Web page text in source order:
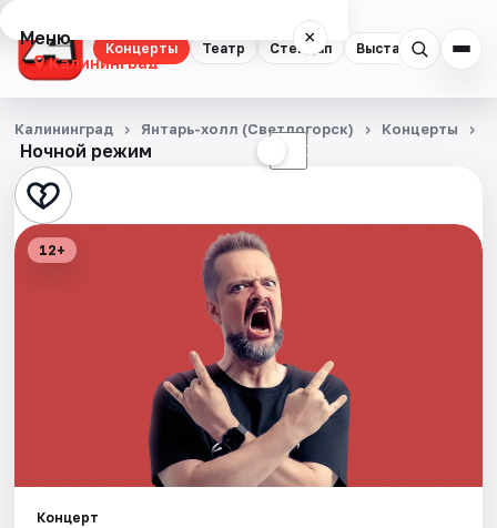
Концерты Театр Стендап Выставки
Меню ×
Калининград
Концерты
Театр
Стендап
Ночной режим ☾
Калининград Янтарь-холл (Светлогорск) Концерты
12+
Концерт